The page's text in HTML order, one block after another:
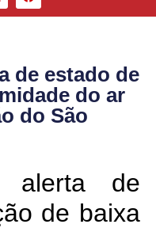
de estado de
do ar
do São
alerta de
de baixa